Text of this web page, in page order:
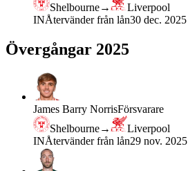
Shelbourne→
Liverpool
INÅtervänder från lån30 dec. 2025
Övergångar 2025
James Barry NorrisFörsvarare
Shelbourne→
Liverpool
INÅtervänder från lån29 nov. 2025